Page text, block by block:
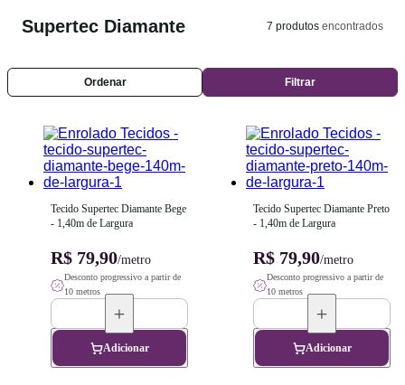
Supertec Diamante 7 produtos encontrados
Ordenar Filtrar
Tecido Supertec Diamante Bege
- 1,40m de Largura
R$ 79,90/metro
Desconto progressivo a partir de
10 metros
Adicionar
Tecido Supertec Diamante Preto
- 1,40m de Largura
R$ 79,90/metro
Desconto progressivo a partir de
10 metros
Adicionar